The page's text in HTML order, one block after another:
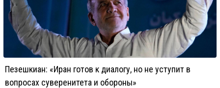
Пезешкиан: «Иран готов к диалогу, но не уступит в
вопросах суверенитета и обороны»